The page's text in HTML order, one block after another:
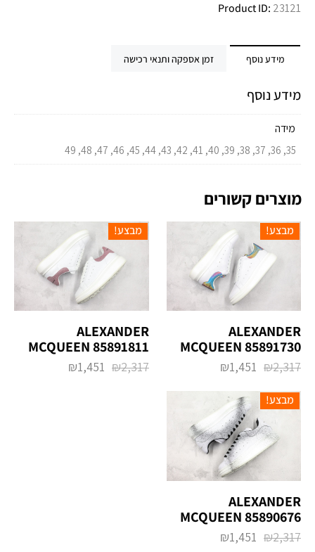
Product ID: 23121
מידע נוסף זמן אספקה ותנאי רכישה
מידע נוסף
מידה
35, 36, 37, 38, 39, 40, 41, 42, 43, 44, 45, 46, 47, 48, 49
מוצרים קשורים
מבצע!
ALEXANDER
MCQUEEN 85891730
₪2,317
₪1,451
מבצע!
ALEXANDER
MCQUEEN 85891811
₪2,317
₪1,451
מבצע!
ALEXANDER
MCQUEEN 85890676
₪2,317
₪1,451